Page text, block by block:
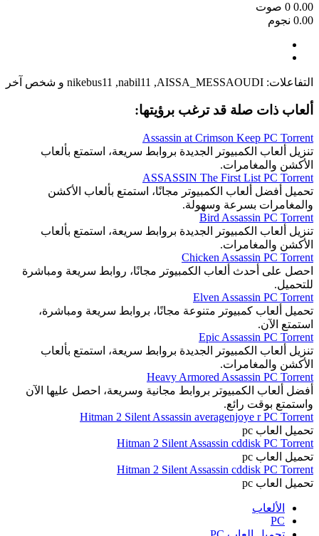
0.00
0 صوت
0.00 نجوم
التفاعلات: AISSA_MESSAOUDI
,
nabil11
,
nikebus11 و شخص آخر
ألعاب ذات صلة قد ترغب برؤيتها:
Assassin at Crimson Keep PC Torrent
تنزيل ألعاب الكمبيوتر الجديدة بروابط سريعة، استمتع بألعاب
الأكشن والمغامرات.
ASSASSIN The First List PC Torrent
تحميل أفضل ألعاب الكمبيوتر مجانًا، استمتع بألعاب الأكشن
والمغامرات بسرعة وسهولة.
Bird Assassin PC Torrent
تنزيل ألعاب الكمبيوتر الجديدة بروابط سريعة، استمتع بألعاب
الأكشن والمغامرات.
Chicken Assassin PC Torrent
احصل على أحدث ألعاب الكمبيوتر مجانًا، روابط سريعة ومباشرة
للتحميل.
Elven Assassin PC Torrent
تحميل ألعاب كمبيوتر متنوعة مجانًا، بروابط سريعة ومباشرة،
استمتع الآن.
Epic Assassin PC Torrent
تنزيل ألعاب الكمبيوتر الجديدة بروابط سريعة، استمتع بألعاب
الأكشن والمغامرات.
Heavy Armored Assassin PC Torrent
أفضل ألعاب الكمبيوتر بروابط مجانية وسريعة، احصل عليها الآن
واستمتع بوقت رائع.
Hitman 2 Silent Assassin averagenjoye r PC Torrent
تحميل العاب pc
Hitman 2 Silent Assassin cddisk PC Torrent
تحميل العاب pc
Hitman 2 Silent Assassin cddisk PC Torrent
تحميل العاب pc
الألعاب
PC